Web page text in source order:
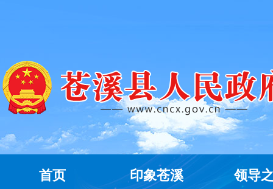
首页 印象苍溪 领导